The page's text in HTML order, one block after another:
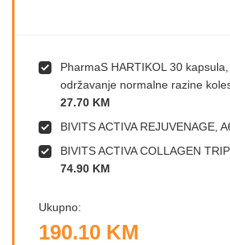
PharmaS HARTIKOL 30
održavanje normalne razine
27.70 KM
BIVITS ACTIVA REJUVENAGE,
BIVITS ACTIVA COLLAGEN
74.90 KM
Ukupno:
190.10 KM